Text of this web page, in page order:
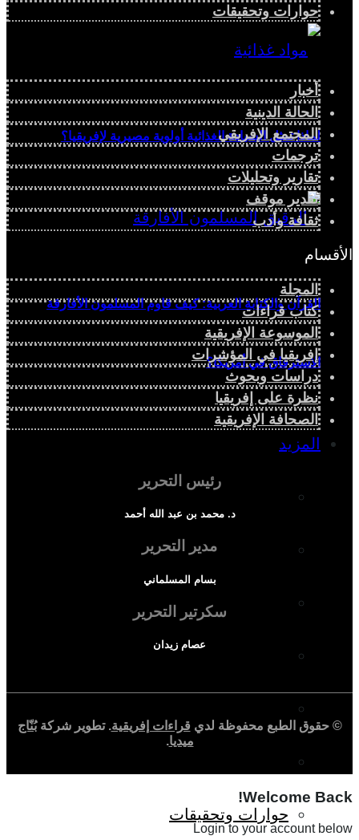
لماذا تمثل السيادة الغذائية أولوية مصيرية لإفريقيا؟
القرآن والكتابة العربية: كيف قاوم المسلمون الأفارقة
الاسترقاق في أمريكا؟
المزيد
الحالة الدينية
الملف الإفريقي
الصحافة الإفريقية
حوارات وتحقيقات
حوارات وتحقيقات
أخبار
الحالة الدينية
المجتمع الإفريقي
ترجمات
تقارير وتحليلات
تقدير موقف
ثقافة وأدب
الأقسام
المجلة
كتاب قراءات
الموسوعة الإفريقية
إفريقيا في المؤشرات
دراسات وبحوث
نظرة على إفريقيا
الصحافة الإفريقية
رئيس التحرير
د. محمد بن عبد الله أحمد
مدير التحرير
بسام المسلماني
سكرتير التحرير
عصام زيدان
© حقوق الطبع محفوظة لدي قراءات إفريقية. تطوير شركةبُنّاج
ميديا.
Welcome Back!
Login to your account below